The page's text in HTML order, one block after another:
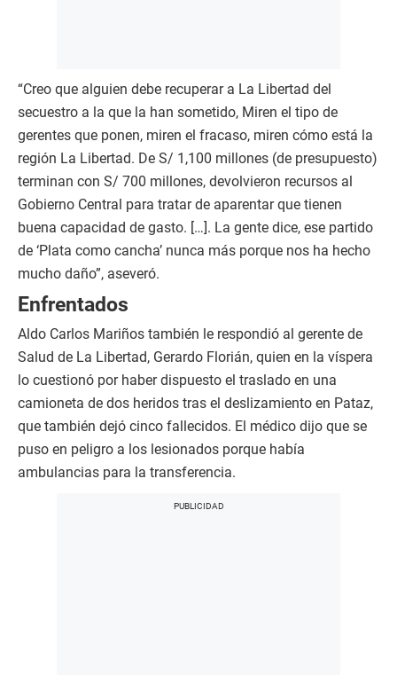
“Creo que alguien debe recuperar a La Libertad del
secuestro a la que la han sometido, Miren el tipo de
gerentes que ponen, miren el fracaso, miren cómo está la
región La Libertad. De S/ 1,100 millones (de presupuesto)
terminan con S/ 700 millones, devolvieron recursos al
Gobierno Central para tratar de aparentar que tienen
buena capacidad de gasto. […]. La gente dice, ese partido
de ‘Plata como cancha’ nunca más porque nos ha hecho
mucho daño”, aseveró.
Enfrentados
Aldo Carlos Mariños también le respondió al gerente de
Salud de La Libertad, Gerardo Florián, quien en la víspera
lo cuestionó por haber dispuesto el traslado en una
camioneta de dos heridos tras el deslizamiento en Pataz,
que también dejó cinco fallecidos. El médico dijo que se
puso en peligro a los lesionados porque había
ambulancias para la transferencia.